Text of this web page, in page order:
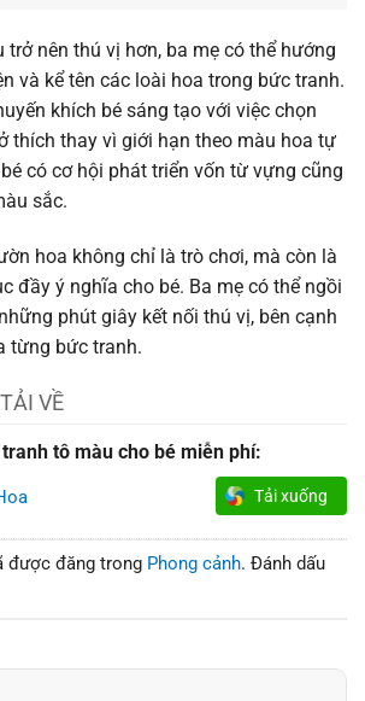
trở nên thú vị hơn, ba mẹ có thể hướng
và kể tên các loài hoa trong bức tranh.
khích bé sáng tạo với việc chọn
thích thay vì giới hạn theo màu hoa tự
có cơ hội phát triển vốn từ vựng cũng
sắc.
hoa không chỉ là trò chơi, mà còn là
đầy ý nghĩa cho bé. Ba mẹ có thể ngồi
phút giây kết nối thú vị, bên cạnh
từng bức tranh.
VỀ
tô màu cho bé miễn phí:
Tải xuống
được đăng trong Phong cảnh. Đánh dấu